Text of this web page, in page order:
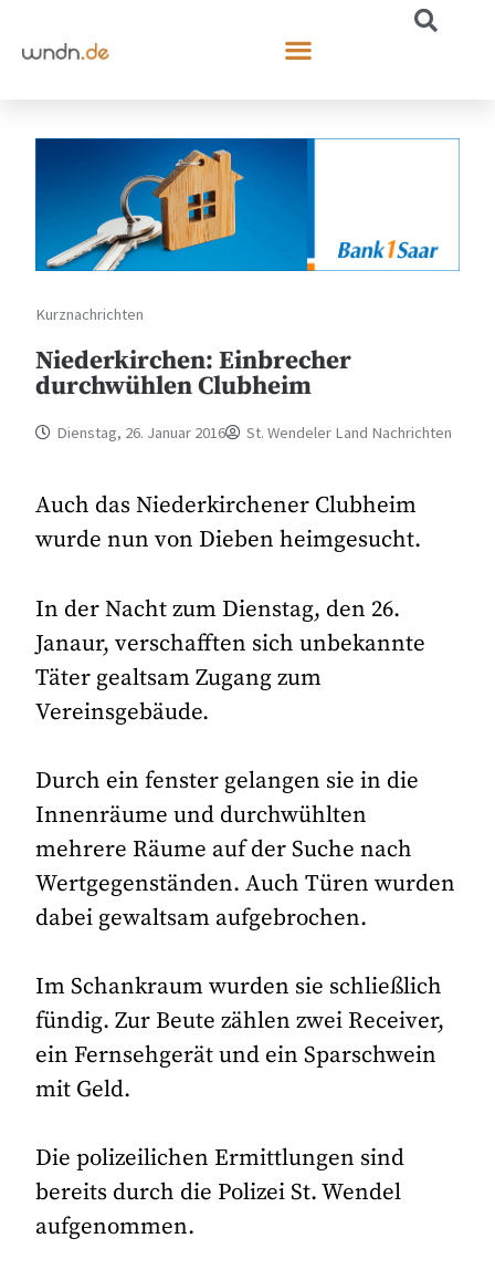
Kurznachrichten
Niederkirchen: Einbrecher
durchwühlen Clubheim
Dienstag, 26. Januar 2016 St. Wendeler Land Nachrichten
Auch das Niederkirchener Clubheim
wurde nun von Dieben heimgesucht.
In der Nacht zum Dienstag, den 26.
Janaur, verschafften sich unbekannte
Täter gealtsam Zugang zum
Vereinsgebäude.
Durch ein fenster gelangen sie in die
Innenräume und durchwühlten
mehrere Räume auf der Suche nach
Wertgegenständen. Auch Türen wurden
dabei gewaltsam aufgebrochen.
Im Schankraum wurden sie schließlich
fündig. Zur Beute zählen zwei Receiver,
ein Fernsehgerät und ein Sparschwein
mit Geld.
Die polizeilichen Ermittlungen sind
bereits durch die Polizei St. Wendel
aufgenommen.